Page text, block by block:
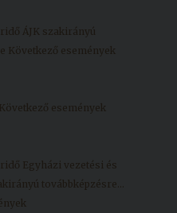
ÁJK szakirányú
Következő események
Következő események
Egyházi vezetési és
továbbképzésre...